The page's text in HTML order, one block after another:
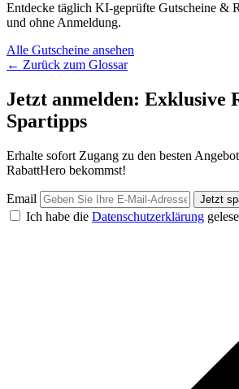
Entdecke täglich KI-geprüfte Gutscheine &
und ohne Anmeldung.
Alle Gutscheine ansehen
← Zurück zum Glossar
Jetzt anmelden: Exklusive
Spartipps
Erhalte sofort Zugang zu den besten
RabattHero bekommst!
Email Jetzt
Ich habe die Datenschutzerklärung